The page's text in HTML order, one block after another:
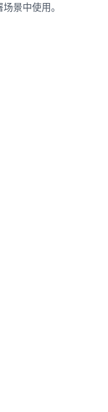
景中使用。